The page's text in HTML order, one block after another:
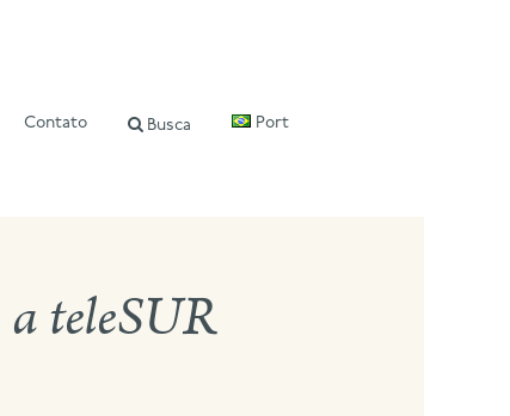
Contato Busca Port
teleSUR